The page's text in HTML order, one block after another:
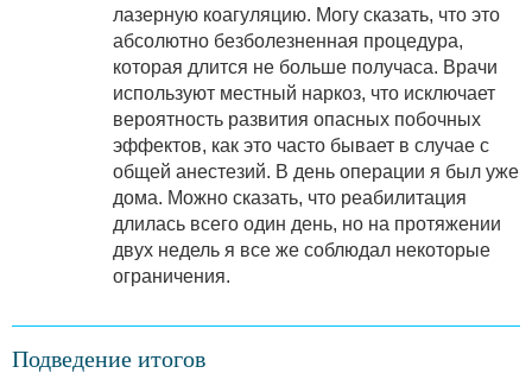
лазерную коагуляцию. Могу сказать, что это
абсолютно безболезненная процедура,
которая длится не больше получаса. Врачи
используют местный наркоз, что исключает
вероятность развития опасных побочных
эффектов, как это часто бывает в случае с
общей анестезий. В день операции я был уже
дома. Можно сказать, что реабилитация
длилась всего один день, но на протяжении
двух недель я все же соблюдал некоторые
ограничения.
Подведение итогов